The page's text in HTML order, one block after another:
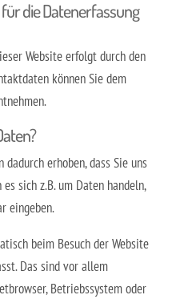
die Datenerfassung
Website erfolgt durch den
können Sie dem
erhoben, dass Sie uns
sich z.B. um Daten handeln,
eingeben.
beim Besuch der Website
Das sind vor allem
Betriebssystem oder